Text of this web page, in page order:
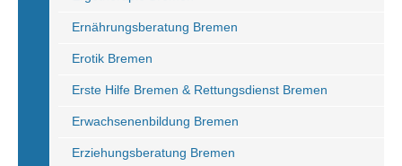
Ernährungsberatung Bremen
Erotik Bremen
Erste Hilfe Bremen & Rettungsdienst Bremen
Erwachsenenbildung Bremen
Erziehungsberatung Bremen